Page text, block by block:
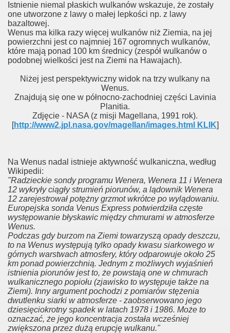
Istnienie niemal płaskich wulkanów wskazuje, że zostały
one utworzone z lawy o małej lepkości np. z lawy
bazaltowej.
Wenus ma kilka razy więcej wulkanów niż Ziemia, na jej
powierzchni jest co najmniej 167 ogromnych wulkanów,
które mają ponad 100 km średnicy (zespół wulkanów o
podobnej wielkości jest na Ziemi na Hawajach).
Niżej jest perspektywiczny widok na trzy wulkany na
Wenus.
Znajdują się one w północno-zachodniej części Lavinia
Planitia.
Zdjęcie - NASA (z misji Magellana, 1991 rok).
[http://www2.jpl.nasa.gov/magellan/images.html KLIK]
Na Wenus nadal istnieje aktywność wulkaniczna, według
Wikipedii:
"Radzieckie sondy programu Wenera, Wenera 11 i Wenera
12 wykryły ciągły strumień piorunów, a lądownik Wenera
12 zarejestrował potężny grzmot wkrótce po wylądowaniu.
Europejska sonda Venus Express potwierdziła częste
występowanie błyskawic między chmurami w atmosferze
Wenus.
Podczas gdy burzom na Ziemi towarzyszą opady deszczu,
to na Wenus występują tylko opady kwasu siarkowego w
górnych warstwach atmosfery, który odparowuje około 25
km ponad powierzchnią. Jednym z możliwych wyjaśnień
istnienia piorunów jest to, że powstają one w chmurach
wulkanicznego popiołu (zjawisko to występuje także na
Ziemi). Inny argument pochodzi z pomiarów stężenia
dwutlenku siarki w atmosferze - zaobserwowano jego
dziesięciokrotny spadek w latach 1978 i 1986. Może to
oznaczać, że jego koncentracja została wcześniej
zwiększona przez dużą erupcję wulkanu."